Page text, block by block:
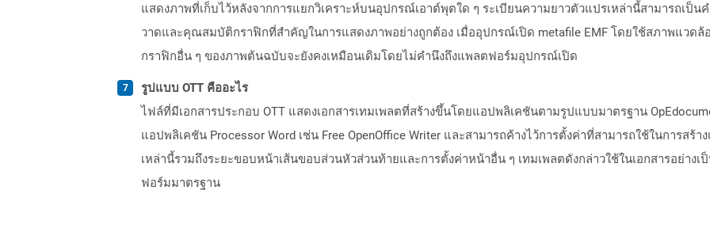
แสดงภาพที่เก็บไว้หลังจากการแยกวิเคราะห์บนอุปกรณ์เอาต์พุตใด ๆ ระเบียนความยาวตัวแปรเหล่านี้สามารถเป็
วาดและคุณสมบัติกราฟิกที่สำคัญในการแสดงภาพอย่างถูกต้อง เมื่ออุปกรณ์เปิด metafile EMF โดยใช้สภาพแวด
กราฟิกอื่น ๆ ของภาพต้นฉบับจะยังคงเหมือนเดิมโดยไม่คำนึงถึงแพลตฟอร์มอุปกรณ์เปิด
รูปแบบ OTT คืออะไร
ไฟล์ที่มีเอกสารประกอบ OTT แสดงเอกสารเทมเพลตที่สร้างขึ้นโดยแอปพลิเคชันตามรูปแบบมาตรฐาน
แอปพลิเคชัน Processor Word เช่น Free OpenOffice Writer และสามารถค้างไว้การตั้งค่าที่สามารถใช้ในการสร้า
เหล่านี้รวมถึงระยะขอบหน้าเส้นขอบส่วนหัวส่วนท้ายและการตั้งค่าหน้าอื่น ๆ เทมเพลตดังกล่าวใช้ในเอกสารอย่าง
ฟอร์มมาตรฐาน